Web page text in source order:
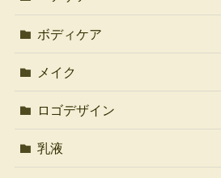
ボディケア
メイク
ロゴデザイン
乳液